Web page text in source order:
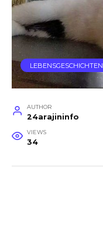
LEBENSGESCHICHTEN
AUTHOR
24arajininfo
VIEWS
34